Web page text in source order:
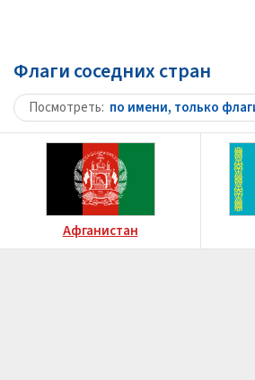
Флаги соседних стран
Посмотреть по имени, только
Афганистан